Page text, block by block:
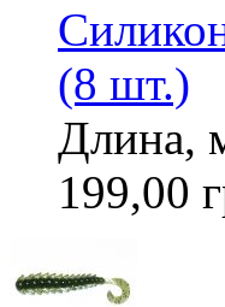
(8 шт.)
Длина,
199,00